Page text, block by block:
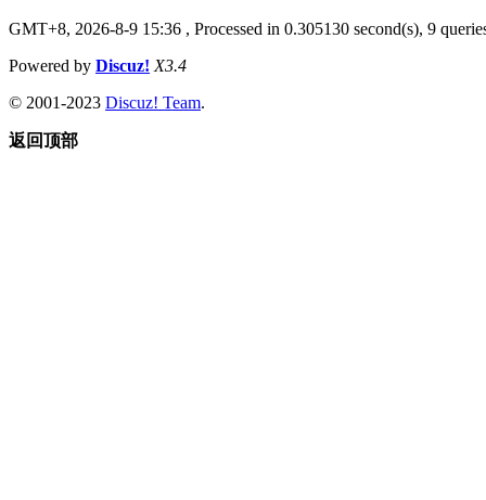
GMT+8, 2026-8-9 15:36 , Processed in 0.305130 second(s), 9
Powered by Discuz! X3.4
© 2001-2023 Discuz! Team.
返回顶部